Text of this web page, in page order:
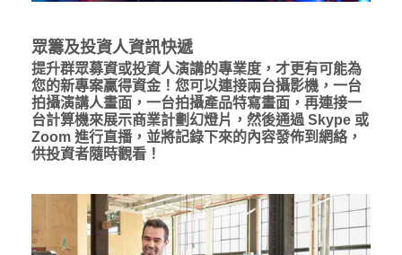
眾籌及投資人資訊快遞
提升群眾募資或投資人演講的專業度，才更有可能為
您的新專案贏得資金！您可以連接兩台攝影機，一台
拍攝演講人畫面，一台拍攝產品特寫畫面，再連接一
台計算機來展示商業計劃幻燈片，然後通過 Skype 或
Zoom 進行直播，並將記錄下來的內容發佈到網絡，
供投資者隨時觀看！